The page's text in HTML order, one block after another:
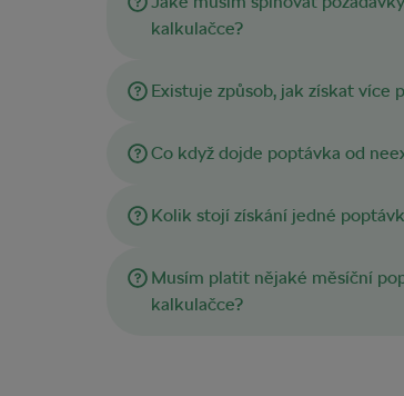
kalkulačce?
Existuje způsob, jak získat více
Co když dojde poptávka od
Kolik stojí získání jedné
Musím platit nějaké měsíční
kalkulačce?